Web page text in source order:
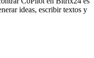
ideas, escribir textos y